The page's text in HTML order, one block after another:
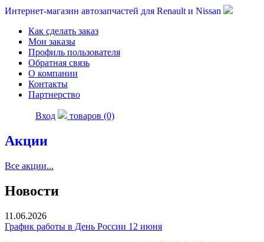
Интернет-магазин автозапчастей для Renault и Nissan
Как сделать заказ
Мои заказы
Профиль пользователя
Обратная связь
О компании
Контакты
Партнерство
Вход товаров (0)
Акции
Все акции...
Новости
11.06.2026
График работы в День России 12 июня